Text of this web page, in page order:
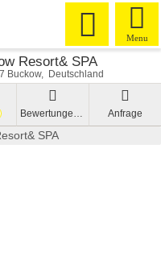
Menu
Resort& SPA
Buckow Deutschland
Bewertungen Anfrage